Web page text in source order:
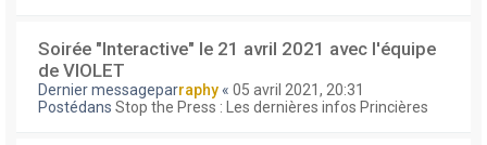
Soirée "Interactive" le 21 avril 2021 avec l'équipe
de VIOLET
Dernier messageparraphy « 05 avril 2021, 20:31
Postédans Stop the Press : Les dernières infos Princières